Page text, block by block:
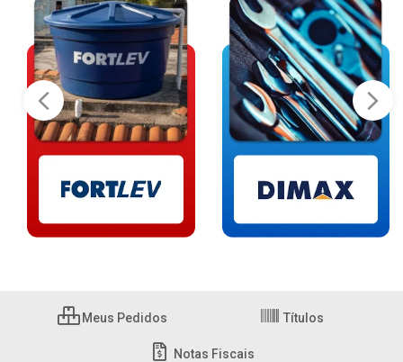
Meus Pedidos Títulos
Notas Fiscais